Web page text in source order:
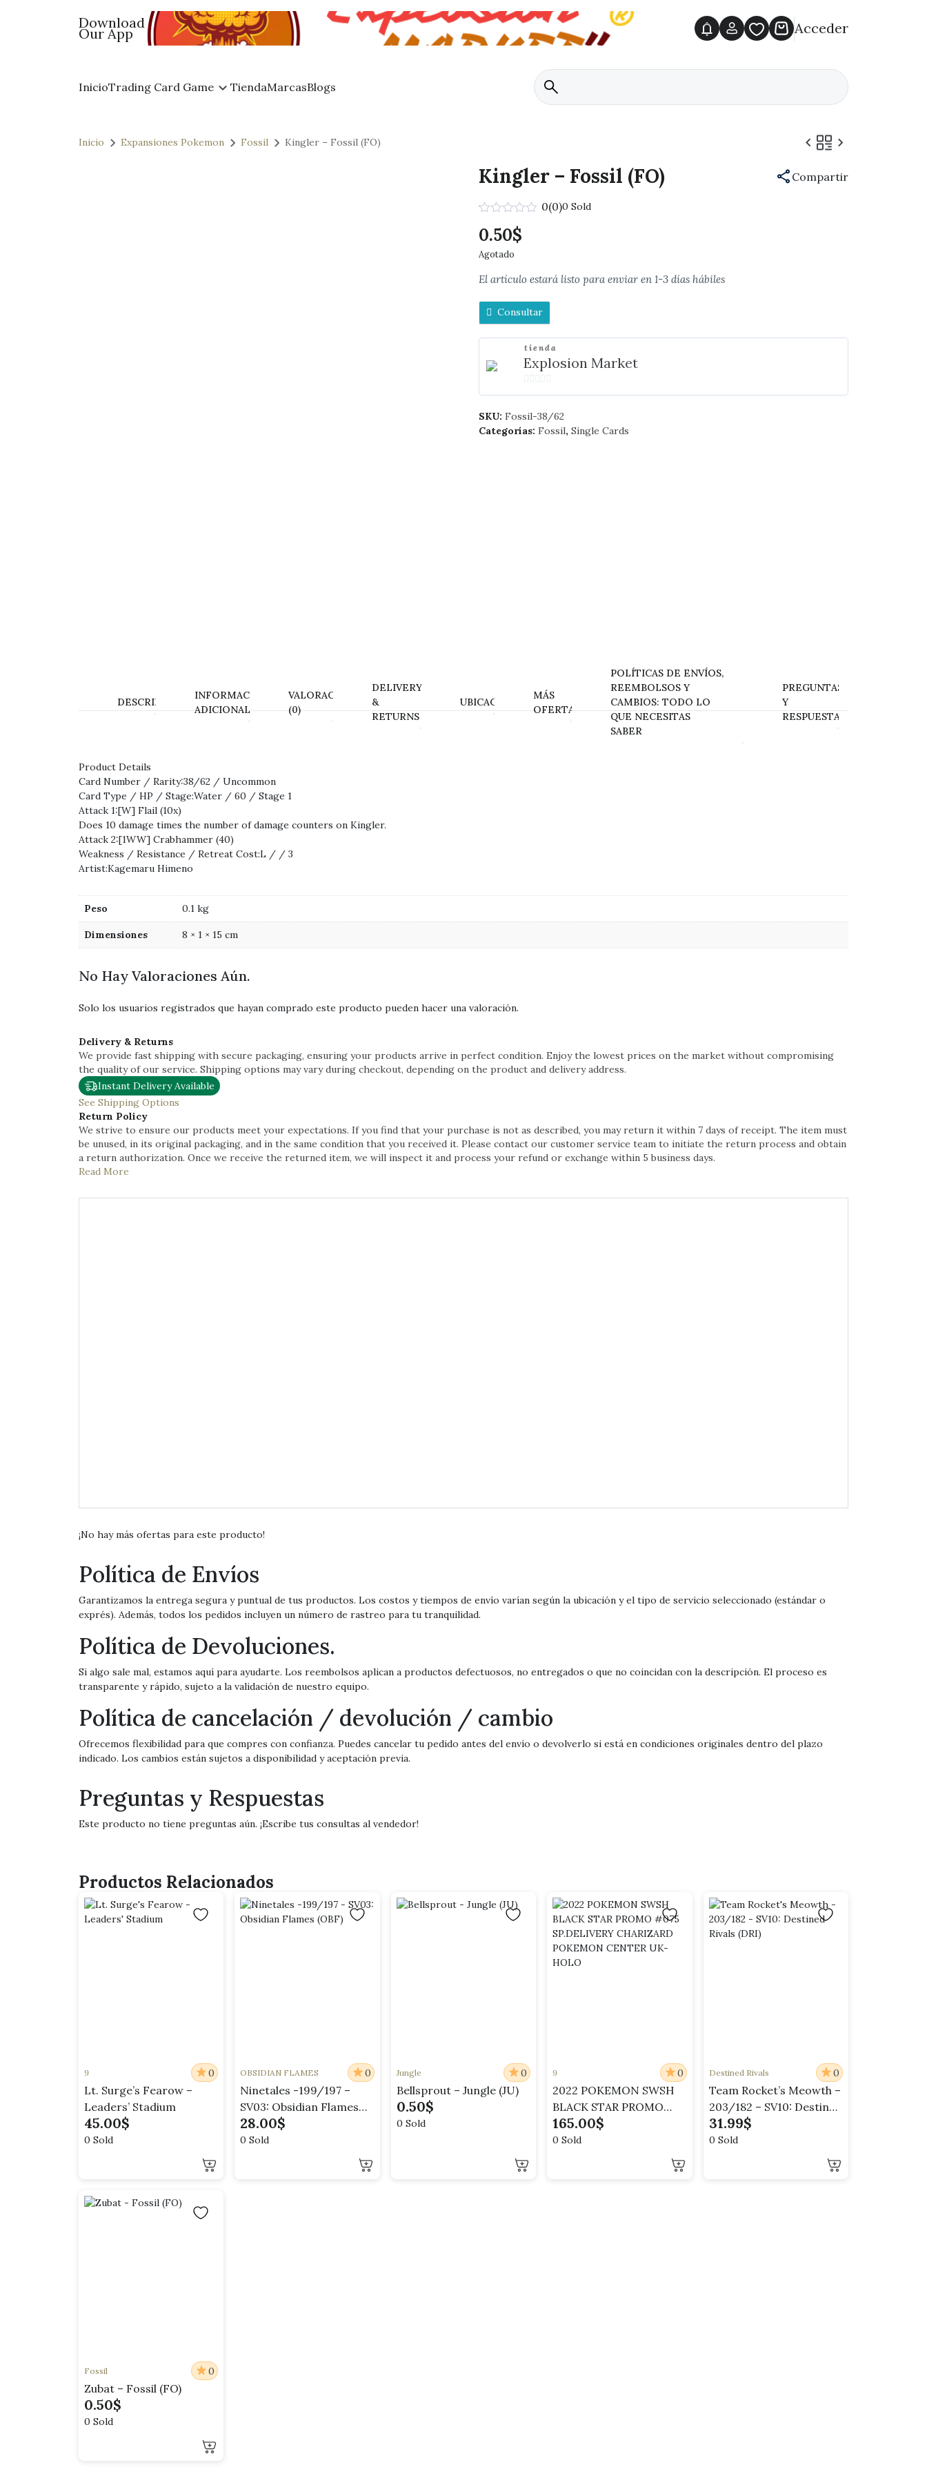
Download
Our App Acceder
InicioTrading Card Game TiendaMarcasBlogs
Inicio Expansiones Pokemon Fossil Kingler – Fossil (FO)
Kingler – Fossil (FO) Compartir
en
de
0(0)0 Sold
0.50$
Agotado
El artículo estará listo para enviar en 1-3 días hábiles
Consultar
tienda
Explosion Market
0
SKU:Fossil-38/62
Categorías:Fossil,Single Cards
DESCRIPCIÓN
INFORMACIÓN
ADICIONAL
VALORACIONES
(0)
DELIVERY
&
RETURNS
UBICACIÓN
MÁS
OFERTAS
POLÍTICAS DE ENVÍOS,
REEMBOLSOS Y
CAMBIOS: TODO LO
QUE NECESITAS
SABER
PREGUNTAS
Y
RESPUESTAS
Product Details
Card Number / Rarity:38/62 / Uncommon
Card Type / HP / Stage:Water / 60 / Stage 1
Attack 1:[W] Flail (10x)
Does 10 damage times the number of damage counters on Kingler.
Attack 2:[1WW] Crabhammer (40)
Weakness / Resistance / Retreat Cost:L / / 3
Artist:Kagemaru Himeno
Peso 0.1 kg
Dimensiones 8 × 1 × 15 cm
No Hay Valoraciones Aún.
Solo los usuarios registrados que hayan comprado este producto pueden hacer una valoración.
Delivery & Returns
We provide fast shipping with secure packaging, ensuring your products arrive in perfect condition. Enjoy the lowest prices on the market without compromising
the quality of our service. Shipping options may vary during checkout, depending on the product and delivery address.
Instant Delivery Available
See Shipping Options
Return Policy
We strive to ensure our products meet your expectations. If you find that your purchase is not as described, you may return it within 7 days of receipt. The item must
be unused, in its original packaging, and in the same condition that you received it. Please contact our customer service team to initiate the return process and obtain
a return authorization. Once we receive the returned item, we will inspect it and process your refund or exchange within 5 business days.
Read More
¡No hay más ofertas para este producto!
Política de Envíos
Garantizamos la entrega segura y puntual de tus productos. Los costos y tiempos de envío varían según la ubicación y el tipo de servicio seleccionado (estándar o
exprés). Además, todos los pedidos incluyen un número de rastreo para tu tranquilidad.
Política de Devoluciones.
Si algo sale mal, estamos aquí para ayudarte. Los reembolsos aplican a productos defectuosos, no entregados o que no coincidan con la descripción. El proceso es
transparente y rápido, sujeto a la validación de nuestro equipo.
Política de cancelación / devolución / cambio
Ofrecemos flexibilidad para que compres con confianza. Puedes cancelar tu pedido antes del envío o devolverlo si está en condiciones originales dentro del plazo
indicado. Los cambios están sujetos a disponibilidad y aceptación previa.
Preguntas y Respuestas
Este producto no tiene preguntas aún. ¡Escribe tus consultas al vendedor!
Productos Relacionados
9 0
Lt. Surge’s Fearow –
Leaders’ Stadium
45.00$
0 Sold
OBSIDIAN FLAMES 0
Ninetales -199/197 –
SV03: Obsidian Flames
(OBF)
28.00$
0 Sold
Jungle 0
Bellsprout – Jungle (JU)
0.50$
0 Sold
9 0
2022 POKEMON SWSH
BLACK STAR PROMO
#075 SP.DELIVERY
CHARIZARD POKEMON
165.00$
0 Sold
Destined Rivals 0
Team Rocket’s Meowth –
203/182 – SV10: Destined
Rivals (DRI)
31.99$
0 Sold
Fossil 0
Zubat – Fossil (FO)
0.50$
0 Sold